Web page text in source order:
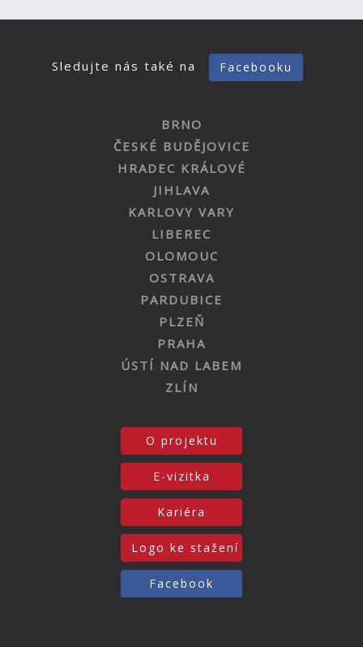
Sledujte nás také na Facebooku
BRNO
ČESKÉ BUDĚJOVICE
HRADEC KRÁLOVÉ
JIHLAVA
KARLOVY VARY
LIBEREC
OLOMOUC
OSTRAVA
PARDUBICE
PLZEŇ
PRAHA
ÚSTÍ NAD LABEM
ZLÍN
O projektu
E-vizitka
Kariéra
Logo ke stažení
Facebook